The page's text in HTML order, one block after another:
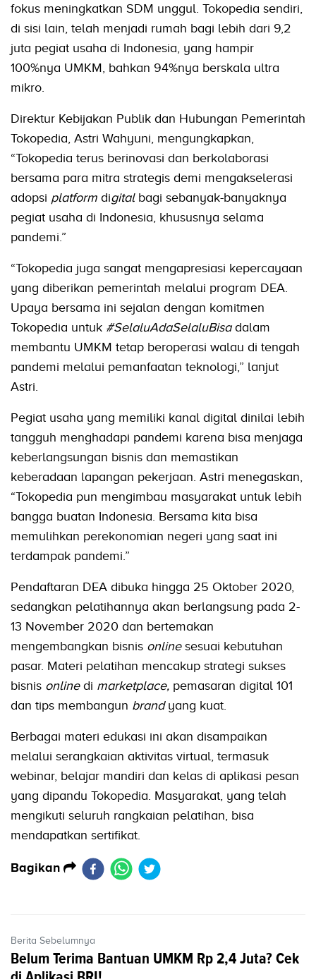
fokus meningkatkan SDM unggul. Tokopedia sendiri,
di sisi lain, telah menjadi rumah bagi lebih dari 9,2
juta pegiat usaha di Indonesia, yang hampir
100%nya UMKM, bahkan 94%nya berskala ultra
mikro.
Direktur Kebijakan Publik dan Hubungan Pemerintah
Tokopedia, Astri Wahyuni, mengungkapkan,
“Tokopedia terus berinovasi dan berkolaborasi
bersama para mitra strategis demi mengakselerasi
adopsi platform digitalbagi sebanyak-banyaknya
pegiat usaha di Indonesia, khususnya selama
pandemi.”
“Tokopedia juga sangat mengapresiasi kepercayaan
yang diberikan pemerintah melalui program DEA.
Upaya bersama ini sejalan dengan komitmen
Tokopedia untuk #SelaluAdaSelaluBisadalam
membantu UMKM tetap beroperasi walau di tengah
pandemi melalui pemanfaatan teknologi,” lanjut
Astri.
Pegiat usaha yang memiliki kanal digital dinilai lebih
tangguh menghadapi pandemi karena bisa menjaga
keberlangsungan bisnis dan memastikan
keberadaan lapangan pekerjaan. Astri menegaskan,
“Tokopedia pun mengimbau masyarakat untuk lebih
bangga buatan Indonesia. Bersama kita bisa
memulihkan perekonomian negeri yang saat ini
terdampak pandemi.”
Pendaftaran DEA dibuka hingga 25 Oktober 2020,
sedangkan pelatihannya akan berlangsung pada 2-
13 November 2020 dan bertemakan
mengembangkan bisnis onlinesesuai kebutuhan
pasar. Materi pelatihan mencakup strategi sukses
bisnis onlinedi marketplace, pemasaran digital 101
dan tips membangun brandyang kuat.
Berbagai materi edukasi ini akan disampaikan
melalui serangkaian aktivitas virtual, termasuk
webinar, belajar mandiri dan kelas di aplikasi pesan
yang dipandu Tokopedia. Masyarakat, yang telah
mengikuti seluruh rangkaian pelatihan, bisa
mendapatkan sertifikat.
Bagikan
Berita Sebelumnya
Belum Terima Bantuan UMKM Rp 2,4 Juta? Cek